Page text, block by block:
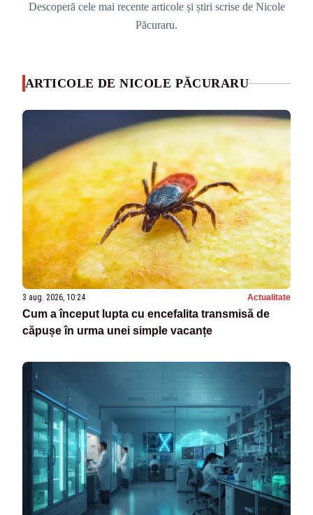
Descoperă cele mai recente articole și știri scrise de Nicole
Păcuraru.
ARTICOLE DE NICOLE PĂCURARU
3 aug. 2026, 10:24 Actualitate
Cum a început lupta cu encefalita transmisă de
căpușe în urma unei simple vacanțe